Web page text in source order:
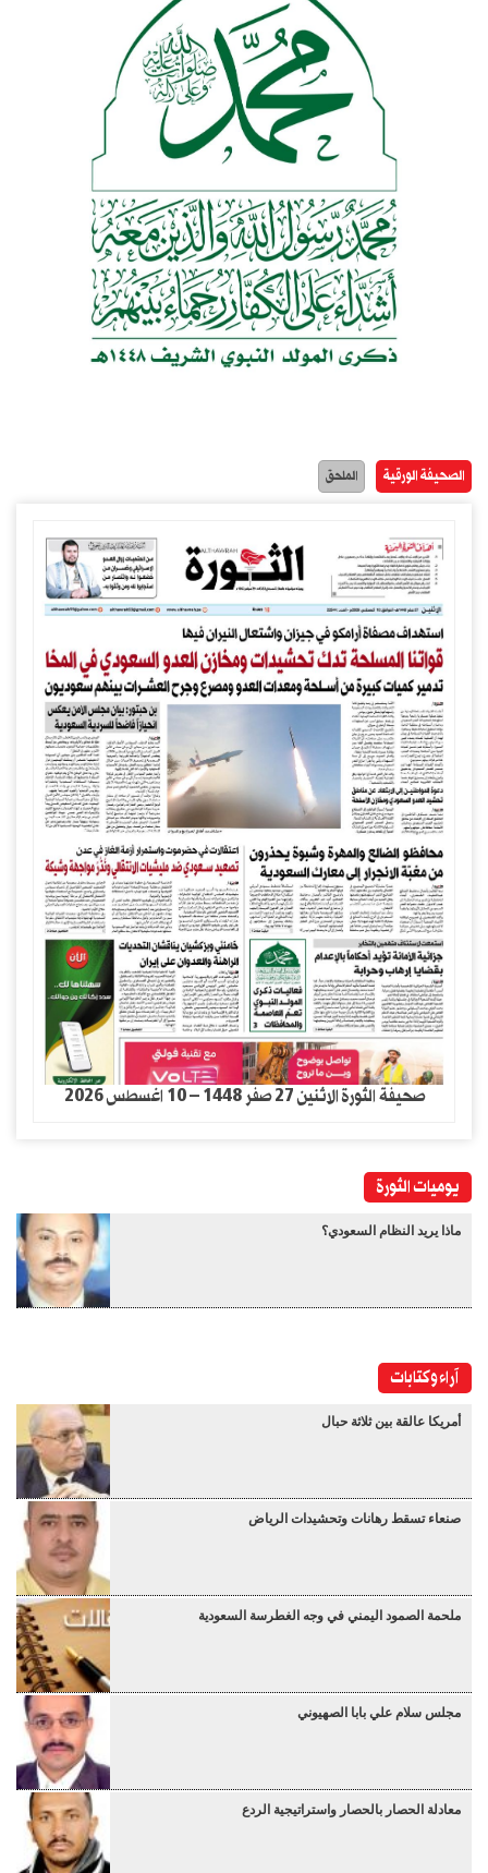
الصحيفة الورقية الملحق
صحيفة الثورة الاثنين 27 صفر 1448 – 10 اغسطس 2026
يوميات الثورة
ماذا يريد النظام السعودي؟
آراء وكتابات
أمريكا عالقة بين ثلاثة حبال
صنعاء تسقط رهانات وتحشيدات الرياض
ملحمة الصمود اليمني في وجه الغطرسة السعودية
مجلس سلام علي بابا الصهيوني
معادلة الحصار بالحصار واستراتيجية الردع